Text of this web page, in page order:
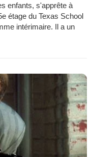
enfants, s'apprête à
étage du Texas School
intérimaire. Il a un